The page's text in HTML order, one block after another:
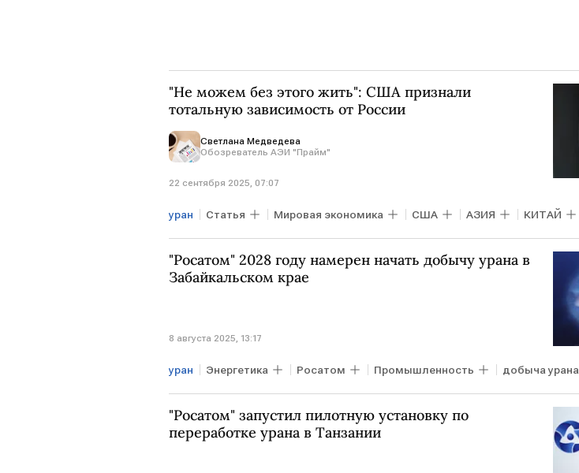
"Не можем без этого жить": США признали
тотальную зависимость от России
Светлана Медведева
Обозреватель АЭИ "Прайм"
22 сентября 2025, 07:07
уран Статья Мировая экономика США АЗИЯ КИТАЙ
Джо Байден ЕС производство урана обогащение урана
"Росатом" 2028 году намерен начать добычу урана в
Забайкальском крае
8 августа 2025, 13:17
уран Энергетика Росатом Промышленность добыча урана
"Росатом" запустил пилотную установку по
переработке урана в Танзании